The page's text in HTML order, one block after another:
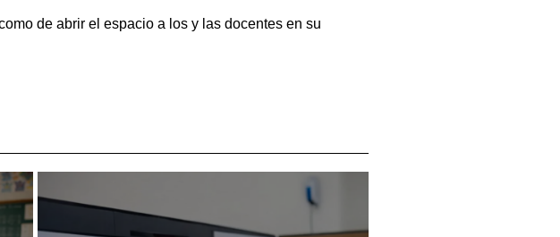
de abrir el espacio a los y las docentes en su